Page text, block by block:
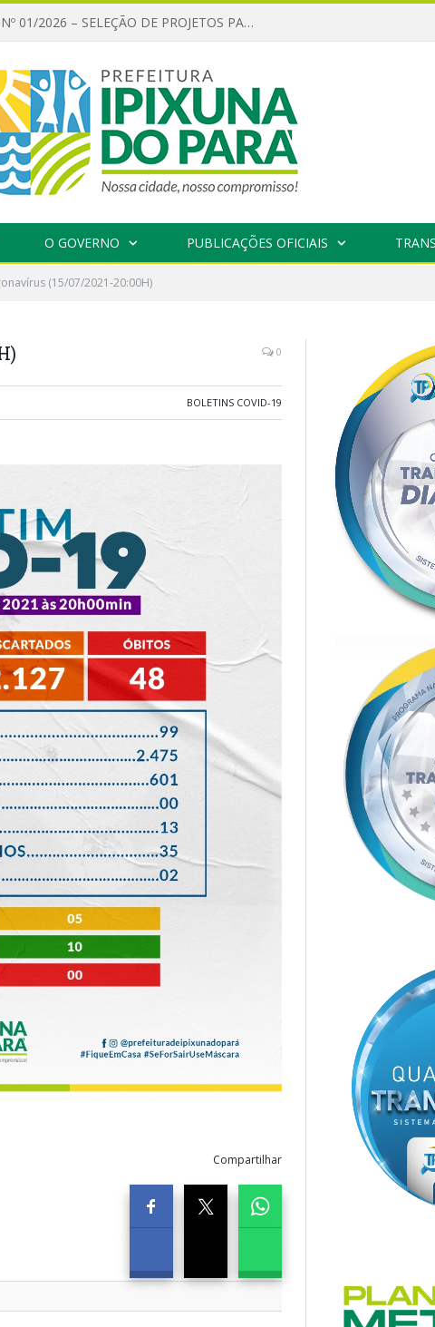
CHAMAMENTO PÚBLICO Nº 01/2026 – SELEÇÃO DE PROJETOS PARA FIRMAR TERMO DE EXECUÇÃO CULTURAL COM RECURSOS DA POLÍTICA NACIONAL ALDIR BLANC DE FOMENTO À CULTURA – PNAB (LEI Nº 14.399/2022)
O GOVERNO PUBLICAÇÕES OFICIAIS
(15/07/2021-20:00H)
0
BOLETINS COVID-19
Compartilhar